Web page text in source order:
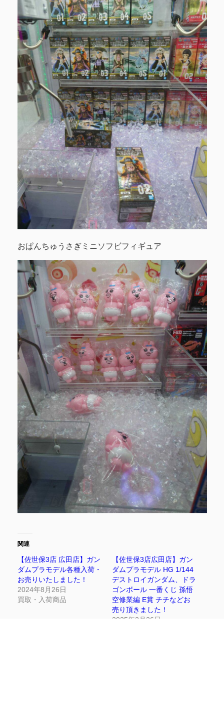
おぱんちゅうさぎミニソフビフィギュア
関連
【佐世保3店 広田店】ガン
ダムプラモデル各種入荷・
お売りいたしました！
2024年8月26日
買取・入荷商品
【佐世保3店広田店】ガン
ダムプラモデル HG 1/144
デストロイガンダム、ドラ
ゴンボール 一番くじ 孫悟
空修業編 E賞 チチなどお
売り頂きました！
2025年2月26日